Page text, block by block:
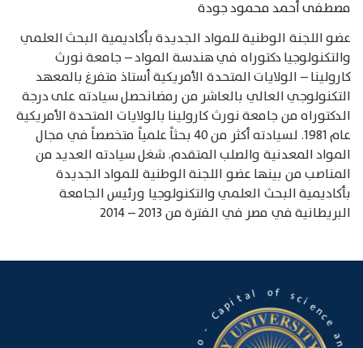
مصطفى أحمد محمود جودة
عضو اللجنة الوطنية للمواد الجديدة بأكاديمية البحث العلمي
والتكنولوجيا دكتوراه في هندسة المواد – جامعة نورث
كارولينا – الولايات المتحدة الأمريكية أستاذ متفرغ بالمعهد
التكنولوجي العالي بالعاشر من رمضانحصل سيادته على درجة
الدكتوراه من جامعة نورث كارولينا بالولايات المتحدة الأمريكية
عام 1981. لسيادته أكثر من 40 بحثاً علمياً متخصصاً في مجال
المواد المعدنية والصلب المتقدم. شغل سيادته العديد من
المناصب من بينها عضو اللجنة الوطنية للمواد الجديدة
بأكاديمية البحث العلمي والتكنولوجيا ورئيس الجامعة
البريطانية في مصر في الفترة من 2013 – 2014
-
Ca
p
ital f s cience
an
d